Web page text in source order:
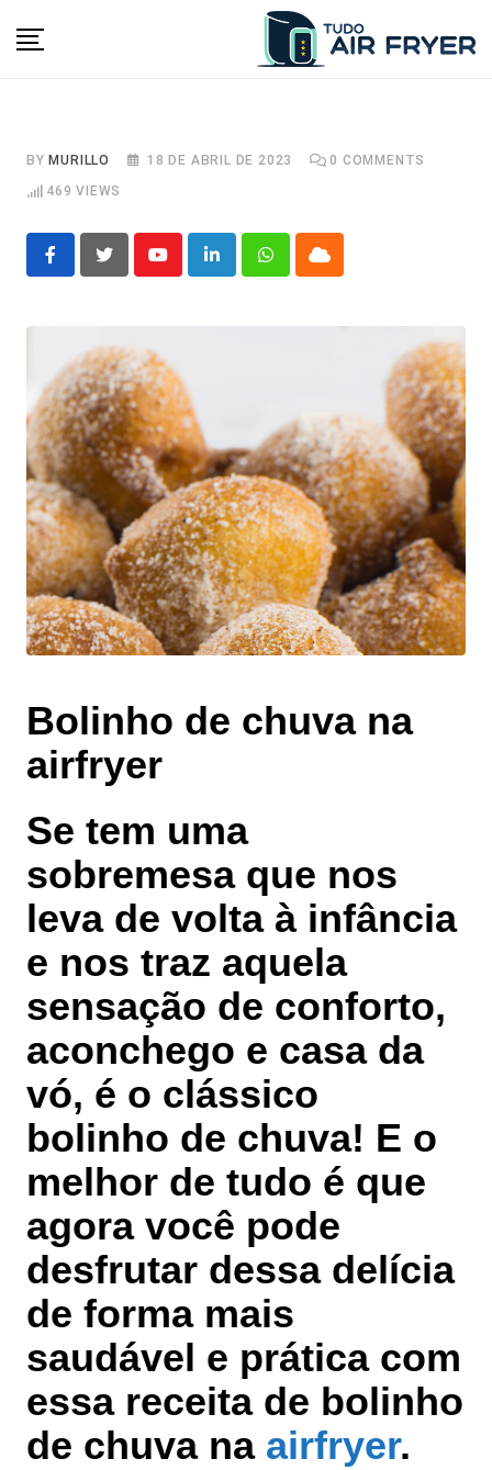
BY MURILLO 18 DE ABRIL DE 2023 0 COMMENTS
469 VIEWS
YoutubeLinkedInWhatsappCloud
Bolinho de chuva na
airfryer
Se tem uma
sobremesa que nos
leva de volta à infância
e nos traz aquela
sensação de conforto,
aconchego e casa da
vó, é o clássico
bolinho de chuva! E o
melhor de tudo é que
agora você pode
desfrutar dessa delícia
de forma mais
saudável e prática com
essa receita de bolinho
de chuva na airfryer.